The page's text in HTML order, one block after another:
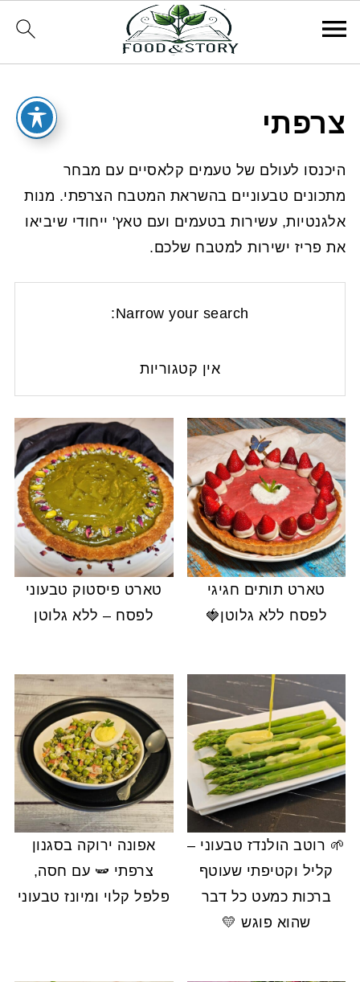
צרפתי
היכנסו לעולם של טעמים קלאסיים עם מבחר
מתכונים טבעוניים בהשראת המטבח הצרפתי. מנות
אלגנטיות, עשירות בטעמים ועם טאץ' ייחודי שיביאו
את פריז ישירות למטבח שלכם.
Narrow your search:
אין קטגוריות
טארט תותים חגיגי
לפסח ללא גלוטן🍓
טארט פיסטוק טבעוני
לפסח – ללא גלוטן
🌱 רוטב הולנדז טבעוני –
קליל וקטיפתי שעוטף
ברכות כמעט כל דבר
שהוא פוגש 💛
אפונה ירוקה בסגנון
צרפתי 🫛 עם חסה,
פלפל קלוי ומיונז טבעוני